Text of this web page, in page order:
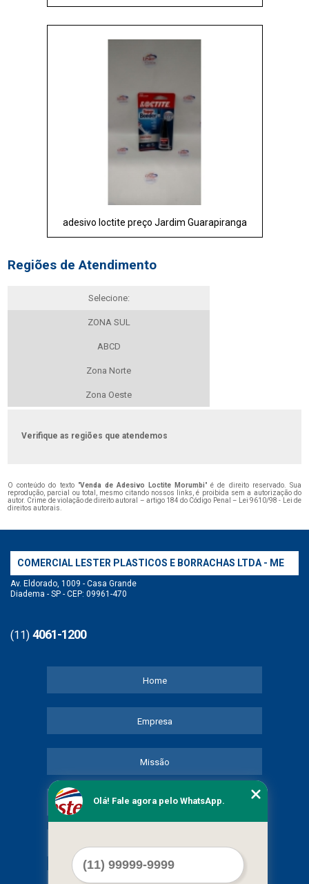
adesivo loctite preço Jardim Guarapiranga
Regiões de Atendimento
Selecione:
ZONA SUL
ABCD
Zona Norte
Zona Oeste
Verifique as regiões que atendemos
O conteúdo do texto "Venda de Adesivo Loctite Morumbi" é de direito reservado. Sua
reprodução, parcial ou total, mesmo citando nossos links, é proibida sem a autorização do
autor. Crime de violação de direito autoral – artigo 184 do Código Penal – Lei 9610/98 - Lei de
direitos autorais.
COMERCIAL LESTER PLASTICOS E BORRACHAS LTDA - ME
Av. Eldorado, 1009 - Casa Grande
Diadema - SP - CEP: 09961-470
(11) 4061-1200
Home
Empresa
Missão
Serviços
Olá! Fale agora pelo WhatsApp.